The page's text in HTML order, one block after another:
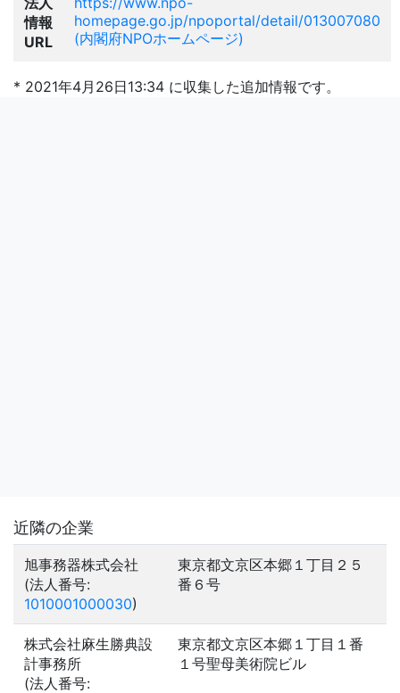
情報
URL
homepage.go.jp/npoportal/detail/013007080
(内閣府NPOホームページ)
* 2021年4月26日13:34 に収集した追加情報です。
近隣の企業
旭事務器株式会社
(法人番号:
1010001000030)
東京都文京区本郷１丁目２５
番６号
株式会社麻生勝典設
計事務所
(法人番号:
東京都文京区本郷１丁目１番
１号聖母美術院ビル